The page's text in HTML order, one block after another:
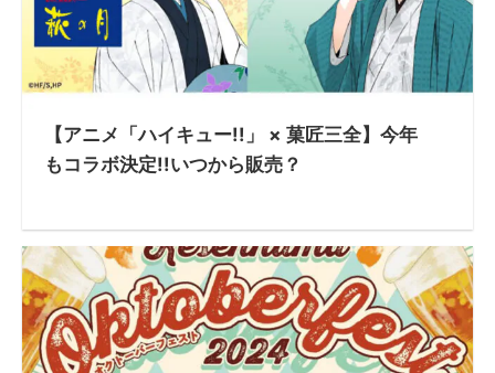
【アニメ「ハイキュー!!」 × 菓匠三全】今年
もコラボ決定!!いつから販売？